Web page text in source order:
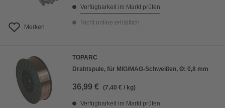
Merken
Verfügbarkeit im Markt prüfen
Nicht online erhältlich
TOPARC
Drahtspule, für MIG/MAG-Schweißen, Ø: 0,8 mm
36,99 € (7,40 € / kg)
Verfügbarkeit im Markt prüfen